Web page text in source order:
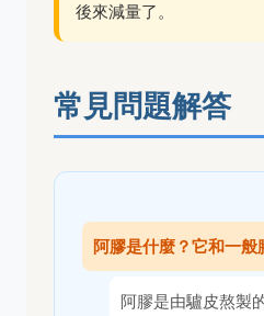
後來減量了。
常見問題解答
阿膠是什麼？它和一般
阿膠是由驢皮熬製